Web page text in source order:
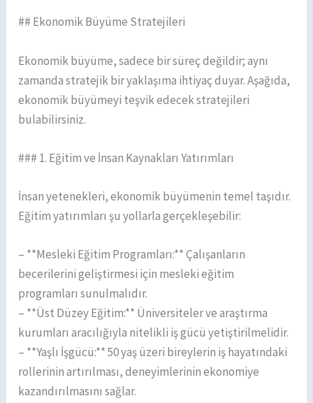
## Ekonomik Büyüme Stratejileri
Ekonomik büyüme, sadece bir süreç değildir; aynı
zamanda stratejik bir yaklaşıma ihtiyaç duyar. Aşağıda,
ekonomik büyümeyi teşvik edecek stratejileri
bulabilirsiniz.
### 1. Eğitim ve İnsan Kaynakları Yatırımları
İnsan yetenekleri, ekonomik büyümenin temel taşıdır.
Eğitim yatırımları şu yollarla gerçekleşebilir:
– **Mesleki Eğitim Programları:** Çalışanların
becerilerini geliştirmesi için mesleki eğitim
programları sunulmalıdır.
– **Üst Düzey Eğitim:** Üniversiteler ve araştırma
kurumları aracılığıyla nitelikli iş gücü yetiştirilmelidir.
– **Yaşlı İşgücü:** 50 yaş üzeri bireylerin iş hayatındaki
rollerinin artırılması, deneyimlerinin ekonomiye
kazandırılmasını sağlar.